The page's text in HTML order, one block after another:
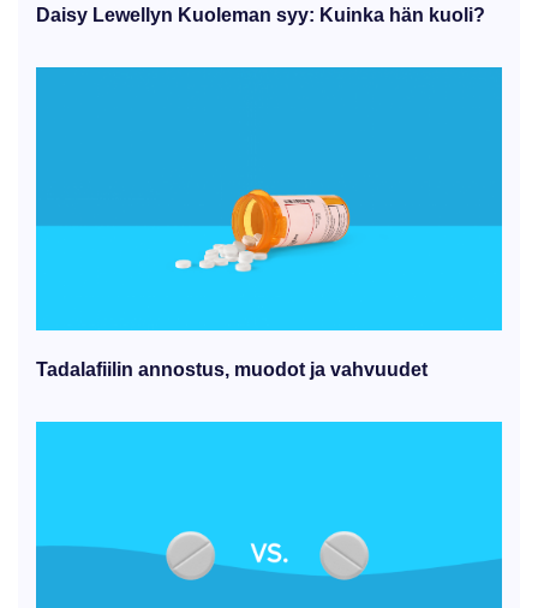
Daisy Lewellyn Kuoleman syy: Kuinka hän kuoli?
Tadalafiilin annostus, muodot ja vahvuudet